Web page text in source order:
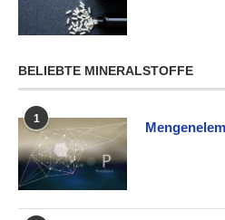
BELIEBTE MINERALSTOFFE
1